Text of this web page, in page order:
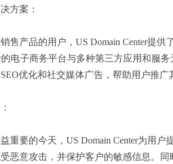
方案：
售产品的用户，US Domain Center提
的电子商务平台与多种第三方应用和服
优化和社交媒体广告，帮助用户推广
重要的今天，US Domain Center为用
恶意攻击，并保护客户的敏感信息。